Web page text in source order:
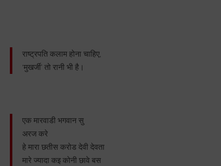
राष्ट्रपति कलाम होना चाहिए,
‘मुखर्जी’ तो रानी भी है।
एक मारवाडी भगवान सु
अरज करे
हे मारा छतीस करोड देवी देवता
मारे ज्यादा कइ कोनी छावे बस